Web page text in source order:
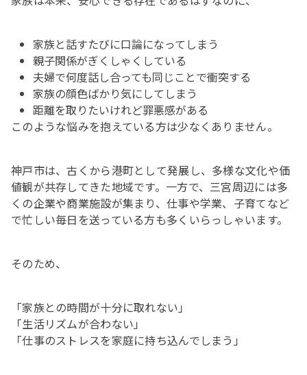
家族と話すたびに口論になってしまう
親子関係がぎくしゃくしている
夫婦で何度話し合っても同じことで衝突する
家族の顔色ばかり気にしてしまう
距離を取りたいけれど罪悪感がある
このような悩みを抱えている方は少なくありません。
神戸市は、古くから港町として発展し、多様な文化や価
値観が共存してきた地域です。一方で、三宮周辺には多
くの企業や商業施設が集まり、仕事や学業、子育てなど
で忙しい毎日を送っている方も多くいらっしゃいます。
そのため、
「家族との時間が十分に取れない」
「生活リズムが合わない」
「仕事のストレスを家庭に持ち込んでしまう」